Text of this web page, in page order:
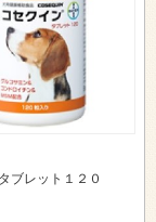
ブレット１２０